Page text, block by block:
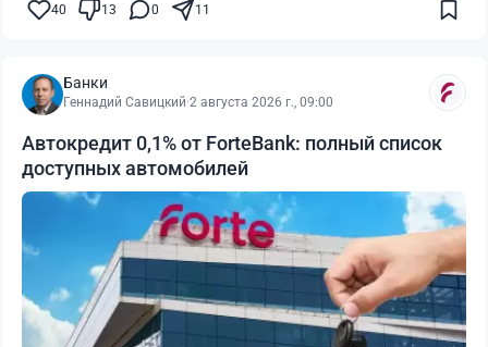
40 13 0 11
Банки
Геннадий Савицкий·2 августа 2026 г., 09:00
Автокредит 0,1% от ForteBank: полный список
доступных автомобилей